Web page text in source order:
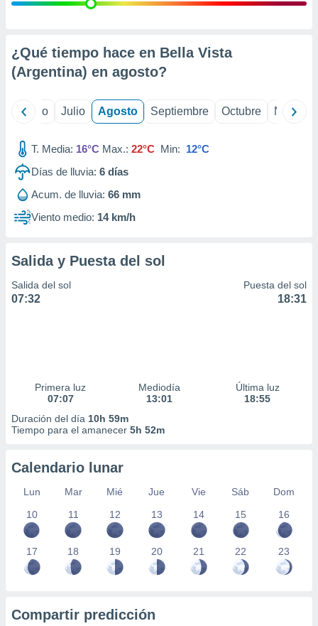
e
mediante
de
1199
¿Qué tiempo hace en Bella Vista
(Argentina) en agosto?
Junio Julio Agosto Septiembre Octubre
T. Media: 16°C Max.: 22°C Min: 12°C
Días de lluvia: 6 días
Acum. de lluvia: 66 mm
Viento medio: 14 km/h
Salida y Puesta del sol
Salida del sol
07:32
Puesta del sol
18:31
Primera luz
07:07
Mediodía
13:01
Última luz
18:55
Duración del día 10h 59m
Tiempo para el amanecer 5h 52m
Calendario lunar
Lun Mar Mié Jue Vie Sáb
Dom
10
11 12 13 14 15 16
17 18 19 20 21 22 23
Compartir predicción